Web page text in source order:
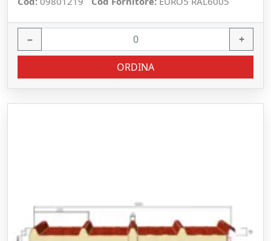
− +
ORDINA